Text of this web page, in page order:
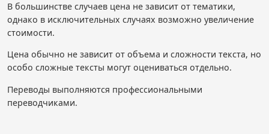
В большинстве случаев цена не зависит от тематики,
однако в исключительных случаях возможно увеличение
стоимости.
Цена обычно не зависит от объема и сложности текста, но
особо сложные тексты могут оцениваться отдельно.
Переводы выполняются профессиональными
переводчиками.